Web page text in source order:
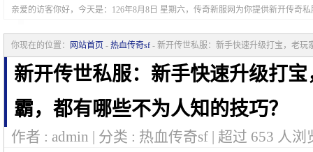
亲爱的访客你好， 今天是：126年8月8日 星期六，传奇新服网为你提供新开传奇
你现在的位置： 网站首页 - 热血传奇sf - 新开传世私服：新手快速升级打宝，老
新开传世私服：新手快速升级打
霸，都有哪些不为人知的技巧？
作者 : admin | 分类 : 热血传奇sf | 超过 653 人浏